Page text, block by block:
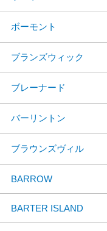
ボーモント
ブランズウィック
ブレーナード
バーリントン
ブラウンズヴィル
BARROW
BARTER ISLAND